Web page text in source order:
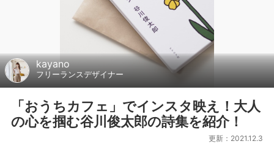
kayano
フリーランスデザイナー
「おうちカフェ」でインスタ映え！大人
の心を掴む谷川俊太郎の詩集を紹介！
更新：2021.12.3